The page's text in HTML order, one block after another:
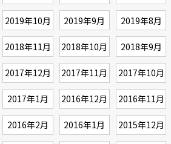
2019年10月 2019年9月 2019年8月
2018年11月 2018年10月 2018年9月
2017年12月 2017年11月 2017年10月
2017年1月 2016年12月 2016年11月
2016年2月 2016年1月 2015年12月